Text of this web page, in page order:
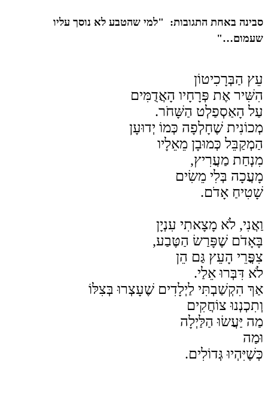
סבינה באחת התגובות:
"למי שהטבע לא נוסך עליו
שעמום…"
עֵץ הַבְּרָכִיטוֹן
הִשִּׁיר אֶת פְּרָחָיו הָאֲדֻמִּים
עַל הָאַסְפַלְט הַשָּׁחֹר.
מְכוֹנִית שֶׁחָלְפָה כְּמוֹ יְדוּעָן
הַמְקַבֵּל כְּמוּבָן מֵאֵלָיו
מִנְחַת מַעֲרִיץ,
מָעֲכָה בְּלִי מֵשִׂים
שָׁטִיחַ אָדֹם.
וַאֲנִי, לֹא מָצָאתִי עִנְיָן
בָּאָדֹם שֶׁפָּרַשׂ הַטֶּבַע,
צִפֳּרֵי הָעֵץ גַּם הֵן
לֹא דִּבְּרוּ אֵלַי.
אַךְ הִקְשַׁבְתִּי לַיְלָדִים שֶׁעָצְרוּ בְּצִלּוֹ
וְתִכְנְנוּ צוֹחֲקִים
מַה יַּעֲשׂוּ הַלַּיְלָה
וּמַה
כְּשֶׁיִּהְיוּ גְּדוֹלִים.